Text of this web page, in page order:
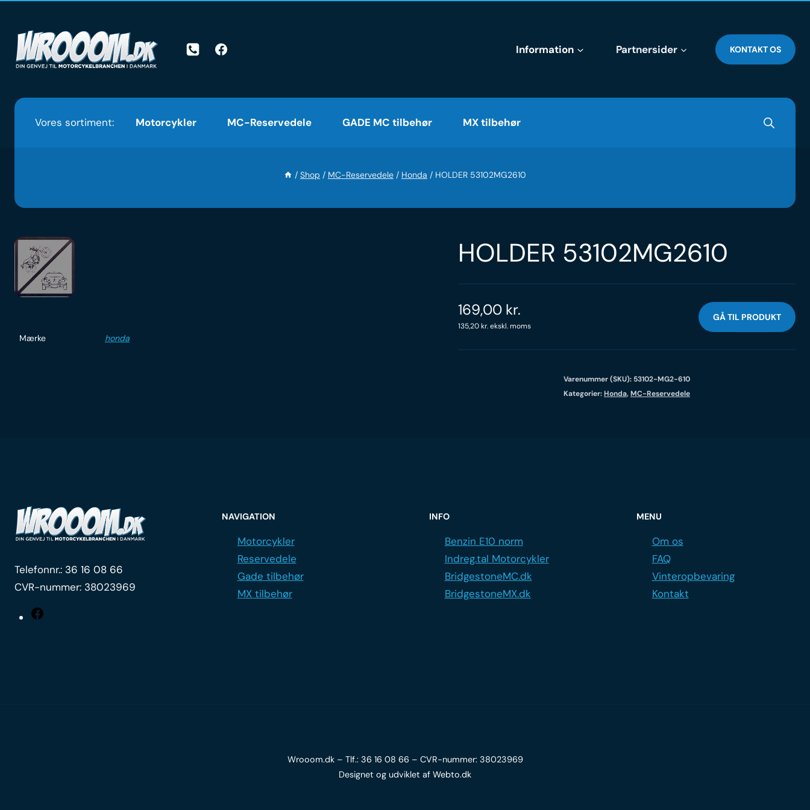
content
Information Partnersider KONTAKT OS
Vores sortiment: Motorcykler MC-Reservedele GADE MC tilbehør MX tilbehør
/ Shop / MC-Reservedele / Honda / HOLDER 53102MG2610
Mærke honda
HOLDER 53102MG2610
169,00 kr.
135,20kr.ekskl. moms
GÅ TIL PRODUKT
Varenummer (SKU): 53102-MG2-610
Kategorier:Honda,MC-Reservedele
Telefonnr.: 36 16 08 66
CVR-nummer: 38023969
NAVIGATION
Motorcykler
Reservedele
Gade tilbehør
MX tilbehør
INFO
Benzin E10 norm
Indreg.tal Motorcykler
BridgestoneMC.dk
BridgestoneMX.dk
MENU
Om os
FAQ
Vinteropbevaring
Kontakt
Wrooom.dk – Tlf.: 36 16 08 66 – CVR-nummer: 38023969
Designet og udviklet af Webto.dk